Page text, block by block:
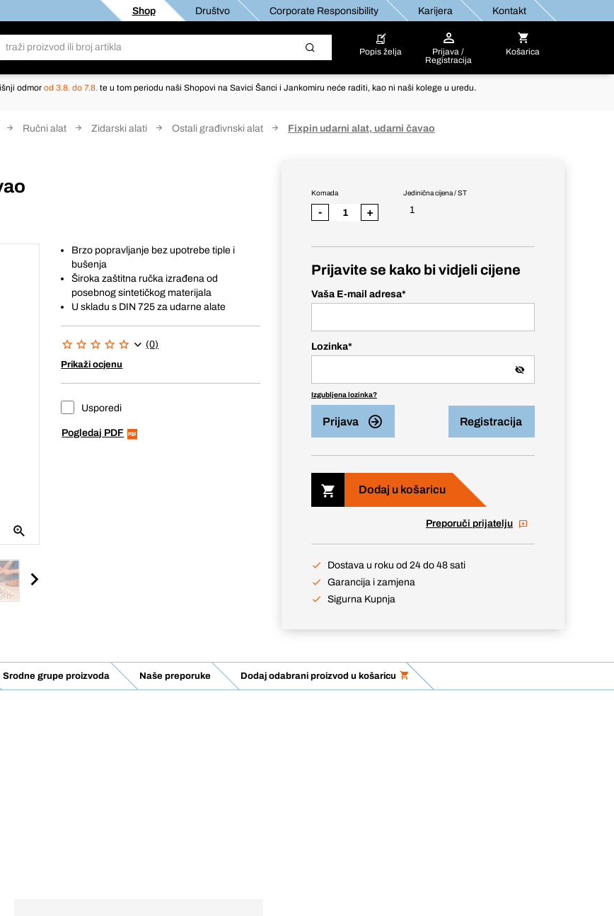
Shop Društvo Corporate Responsibility Karijera Kontakt
Popis želja
Prijava /
Registracija
Košarica
odmor od 3.8. do 7.8. te u tom periodu naši Shopovi na Savici Šanci i Jankomiru neće raditi, kao ni naši kolege u uredu.
Ručni alat Zidarski alati Ostali građivnski alat Fixpin udarni alat, udarni čavao
Brzo popravljanje bez upotrebe tiple i
bušenja
Široka zaštitna ručka izrađena od
posebnog sintetičkog materijala
U skladu s DIN 725 za udarne alate
(0)
Prikaži ocjenu
Usporedi
Pogledaj PDF
Jedinična cijena / ST
1
Komada
- +
Prijavite se kako bi vidjeli cijene
Vaša E-mail adresa*
Lozinka*
Izgubljena lozinka?
Prijava Registracija
Dodaj u košaricu
Preporuči prijatelju
Dostava u roku od 24 do 48 sati
Garancija i zamjena
Sigurna Kupnja
Srodne grupe proizvoda Naše preporuke Dodaj odabrani proizvod u košaricu